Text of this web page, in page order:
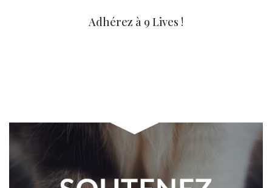
Adhérez à 9 Lives !